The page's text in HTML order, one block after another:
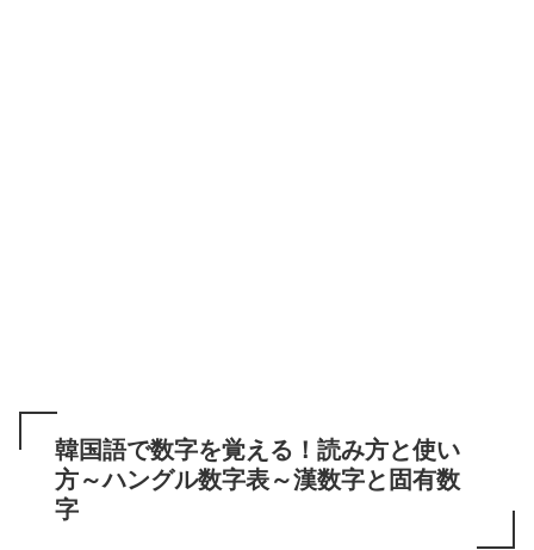
韓国語で数字を覚える！読み方と使い
方～ハングル数字表～漢数字と固有数
字